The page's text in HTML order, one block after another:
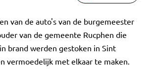
van de auto's van de burgemeester
van de gemeente Rucphen die
brand werden gestoken in Sint
vermoedelijk met elkaar te maken.